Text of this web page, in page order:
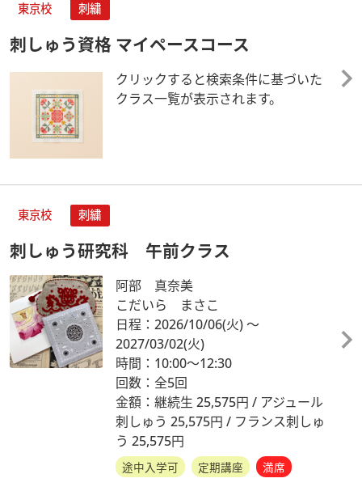
東京校 刺繍
刺しゅう資格 マイペースコース
クリックすると検索条件に基づいた
クラス一覧が表示されます。
東京校 刺繍
刺しゅう研究科 午前クラス
阿部 真奈美
こだいら まさこ
日程：2026/10/06(火)～
2027/03/02(火)
時間：10:00～12:30
回数：全5回
金額：継続生 25,575円 / アジュール
刺しゅう 25,575円 / フランス刺しゅ
う 25,575円
途中入学可 定期講座 満席